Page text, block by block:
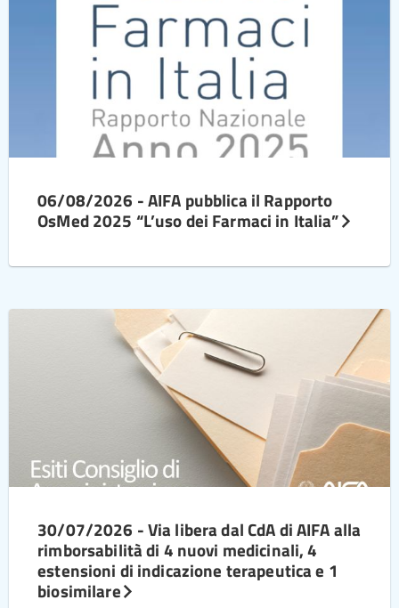
06/08/2026 - AIFA pubblica il Rapporto
OsMed 2025 “L’uso dei Farmaci in Italia”
30/07/2026 - Via libera dal CdA di AIFA alla
rimborsabilità di 4 nuovi medicinali, 4
estensioni di indicazione terapeutica e 1
biosimilare